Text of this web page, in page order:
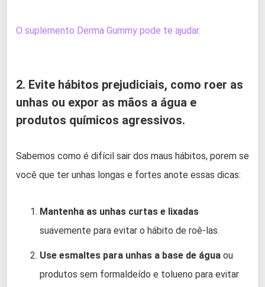
O suplemento Derma Gummy pode te ajudar.
2. Evite hábitos prejudiciais, como roer as
unhas ou expor as mãos a água e
produtos químicos agressivos.
Sabemos como é difícil sair dos maus hábitos, porem se
você que ter unhas longas e fortes anote essas dicas:
Mantenha as unhas curtas e lixadas
suavemente para evitar o hábito de roê-las.
Use esmaltes para unhas a base de água ou
produtos sem formaldeído e tolueno para evitar